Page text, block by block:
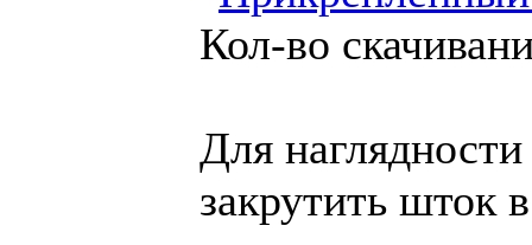
Кол-во
Для
закрутить шток